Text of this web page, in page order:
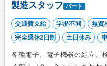
製造スタッフ パート
交通費支給 学歴不問 無資
完全週休2日制
土日休み
各種電子、電子機器の組立、